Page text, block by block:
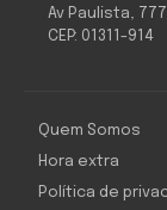
Av Paulista,
CEP: 01311-914
Quem Somos
Hora extra
Política de